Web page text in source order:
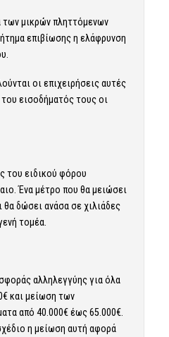
των μικρών πληττόμενων
επιβίωσης η ελάφρυνση
οι επιχειρήσεις αυτές
εισοδήματός τους οι
του ειδικού φόρου
Ένα μέτρο που θα μειώσει
δώσει ανάσα σε χιλιάδες
τομέα.
αλληλεγγύης για όλα
και μείωση των
από 40.000€ έως 65.000€.
η μείωση αυτή αφορά